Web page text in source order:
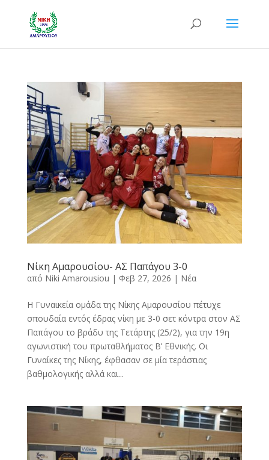
Νίκη Αμαρουσίου- ΑΣ Παπάγου 3-0
από Niki Amarousiou | Φεβ 27, 2026 | Νέα
Η Γυναικεία ομάδα της Νίκης Αμαρουσίου πέτυχε
σπουδαία εντός έδρας νίκη με 3-0 σετ κόντρα στον ΑΣ
Παπάγου το βράδυ της Τετάρτης (25/2), για την 19η
αγωνιστική του πρωταθλήματος Β’ Εθνικής. Oι
Γυναίκες της Νίκης, έφθασαν σε μία τεράστιας
βαθμολογικής αλλά και...